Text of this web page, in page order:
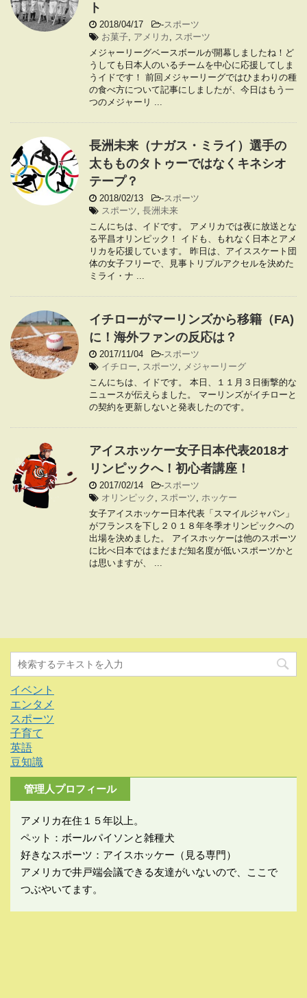
ト
2018/04/17 -スポーツ
お菓子, アメリカ , スポーツ
メジャーリーグベースボールが開幕しましたね！ど
うしても日本人のいるチームを中心に応援してしま
うイドです！ 前回メジャーリーグではひまわりの種
の食べ方について記事にしましたが、今日はもう一
つのメジャーリ ...
長洲未来（ナガス・ミライ）選手の
太もものタトゥーではなくキネシオ
テープ？
2018/02/13 -スポーツ
スポーツ, 長洲未来
こんにちは、イドです。 アメリカでは夜に放送とな
る平昌オリンピック！ イドも、もれなく日本とアメ
リカを応援しています。 昨日は、アイススケート団
体の女子フリーで、見事トリプルアクセルを決めた
ミライ・ナ ...
イチローがマーリンズから移籍（FA)
に！海外ファンの反応は？
2017/11/04 -スポーツ
イチロー, スポーツ, メジャーリーグ
こんにちは、イドです。 本日、１１月３日衝撃的な
ニュースが伝えらました。 マーリンズがイチローと
の契約を更新しないと発表したのです。
アイスホッケー女子日本代表2018オ
リンピックへ！初心者講座！
2017/02/14 -スポーツ
オリンピック , スポーツ, ホッケー
女子アイスホッケー日本代表「スマイルジャパン」
がフランスを下し２０１８年冬季オリンピックへの
出場を決めました。 アイスホッケーは他のスポーツ
に比べ日本ではまだまだ知名度が低いスポーツかと
は思いますが、 ...
イベント
エンタメ
スポーツ
子育て
英語
豆知識
管理人プロフィール
アメリカ在住１５年以上。
ペット：ボールパイソンと雑種犬
好きなスポーツ：アイスホッケー（見る専門）
アメリカで井戸端会議できる友達がいないので、ここで
つぶやいてます。